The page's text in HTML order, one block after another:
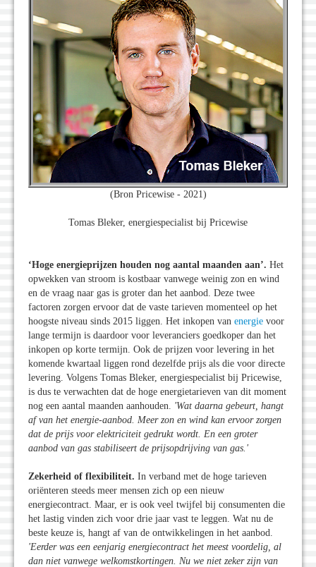
(Bron Pricewise - 2021)
Tomas Bleker, energiespecialist bij Pricewise
‘Hoge energieprijzen houden nog aantal maanden aan’. Het
opwekken van stroom is kostbaar vanwege weinig zon en wind
en de vraag naar gas is groter dan het aanbod. Deze twee
factoren zorgen ervoor dat de vaste tarieven momenteel op het
hoogste niveau sinds 2015 liggen. Het inkopen van energie voor
lange termijn is daardoor voor leveranciers goedkoper dan het
inkopen op korte termijn. Ook de prijzen voor levering in het
komende kwartaal liggen rond dezelfde prijs als die voor directe
levering. Volgens Tomas Bleker, energiespecialist bij Pricewise,
is dus te verwachten dat de hoge energietarieven van dit moment
nog een aantal maanden aanhouden. 'Wat daarna gebeurt, hangt
af van het energie-aanbod. Meer zon en wind kan ervoor zorgen
dat de prijs voor elektriciteit gedrukt wordt. En een groter
aanbod van gas stabiliseert de prijsopdrijving van gas. '
Zekerheid of flexibiliteit. In verband met de hoge tarieven
oriënteren steeds meer mensen zich op een nieuw
energiecontract. Maar, er is ook veel twijfel bij consumenten die
het lastig vinden zich voor drie jaar vast te leggen. Wat nu de
beste keuze is, hangt af van de ontwikkelingen in het aanbod.
'Eerder was een eenjarig energiecontract het meest voordelig, al
dan niet vanwege welkomstkortingen. Nu we niet zeker zijn van